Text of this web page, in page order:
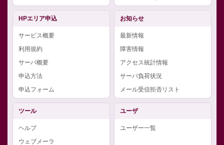
HPエリア申込
サービス概要
利用規約
サーバ概要
申込方法
申込フォーム
お知らせ
最新情報
障害情報
アクセス統計情報
サーバ負荷状況
メール受信拒否リスト
ツール
ヘルプ
ウェブメーラ
ユーザ
ユーザー一覧